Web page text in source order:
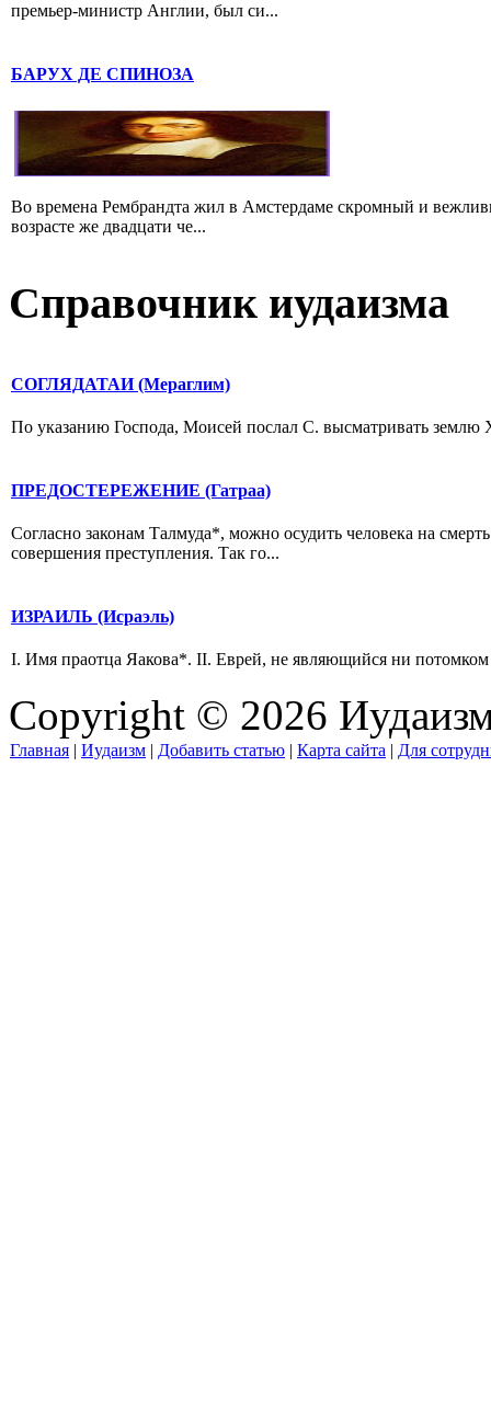
премьер-министр Англии, был си...
БАРУХ ДЕ СПИНОЗА
Во времена Рембрандта жил в Амстердаме скромный и
возрасте же двадцати че...
Справочник иудаизма
СОГЛЯДАТАИ (Мераглим)
По указанию Господа, Моисей послал С. высматривать землю
ПРЕДОСТЕРЕЖЕНИЕ (Гатраа)
Согласно законам Талмуда*, можно осудить человека на
совершения преступления. Так го...
ИЗРАИЛЬ (Исраэль)
I. Имя праотца Яакова*. II. Еврей, не являющийся ни
Copyright © 2026
Главная | Иудаизм | Добавить статью | Карта сайта | Для